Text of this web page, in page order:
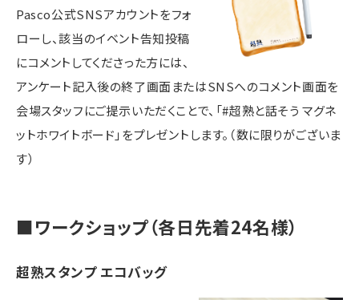
Pasco公式SNSアカウントをフォ
ローし、該当のイベント告知投稿
にコメントしてくださった方には、
アンケート記入後の終了画面またはSNSへのコメント画面を
会場スタッフにご提示いただくことで、「#超熟と話そう マグネ
ットホワイトボード」をプレゼントします。（数に限りがございま
す）
■ワークショップ（各日先着24名様）
超熟スタンプ エコバッグ